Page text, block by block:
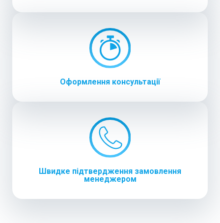
Оформлення консультації
Швидке підтвердження замовлення
менеджером